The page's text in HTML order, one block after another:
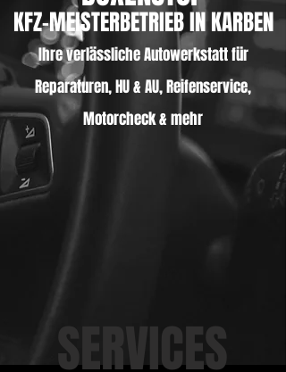
KFZ-MEISTERBETRIEB IN KARBEN
Ihre verlässliche Autowerkstatt für
Reparaturen, HU & AU, Reifenservice,
Motorcheck & mehr
SERVICES